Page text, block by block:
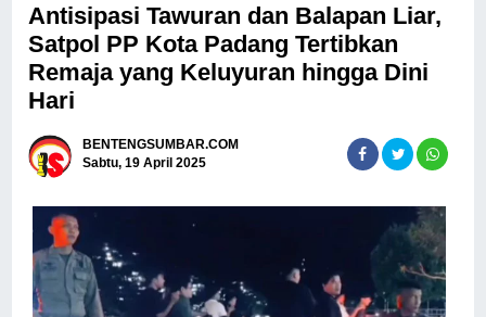
Antisipasi Tawuran dan Balapan Liar,
Satpol PP Kota Padang Tertibkan
Remaja yang Keluyuran hingga Dini
Hari
BENTENGSUMBAR.COM
Sabtu, 19 April 2025